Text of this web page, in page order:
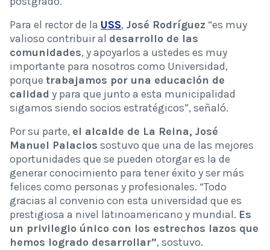
Para el rector de la USS, José Rodríguez “es muy
valioso contribuir al desarrollo de las
comunidades, y apoyarlos a ustedes es muy
importante para nosotros como Universidad,
porque trabajamos por una educación de
calidad y para que junto a esta municipalidad
sigamos siendo socios estratégicos”, señaló.
Por su parte, el alcalde de La Reina, José
Manuel Palacios sostuvo que una de las mejores
oportunidades que se pueden otorgar es la de
generar conocimiento para tener éxito y ser más
felices como personas y profesionales. “Todo
gracias al convenio con esta universidad que es
prestigiosa a nivel latinoamericano y mundial. Es
un privilegio único con los estrechos lazos que
hemos logrado desarrollar”, sostuvo.